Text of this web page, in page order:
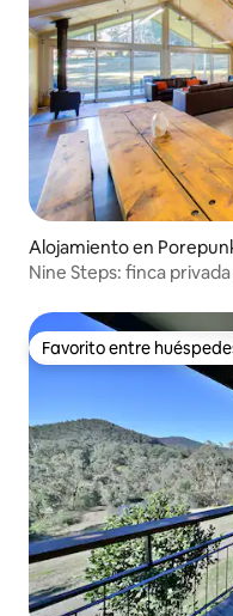
Alojamiento en
Nine Steps: finca
Favorito entre
Favorito entre